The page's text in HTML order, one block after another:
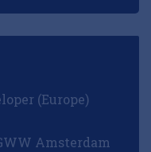
(Europe)
Amsterdam